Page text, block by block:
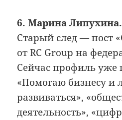
6. Марина Липухина.
Старый след — пост
от RC Group на
Сейчас профиль уже
«Помогаю бизнесу и
развиваться»,
деятельность»,